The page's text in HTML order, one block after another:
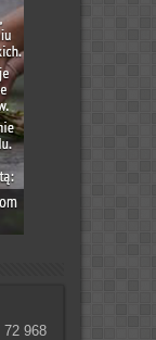
72 968